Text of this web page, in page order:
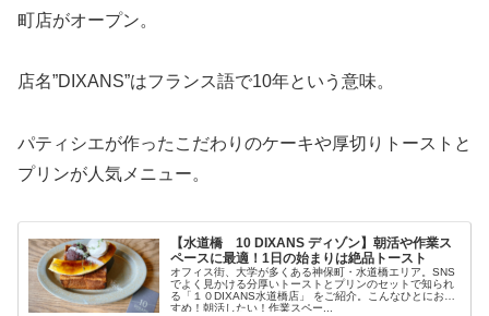
町店がオープン。
店名”DIXANS”はフランス語で10年という意味。
パティシエが作ったこだわりのケーキや厚切りトーストと
プリンが人気メニュー。
【水道橋 10 DIXANS ディゾン】朝活や作業ス
ペースに最適！1日の始まりは絶品トースト
オフィス街、大学が多くある神保町・水道橋エリア。SNS
でよく見かける分厚いトーストとプリンのセットで知られ
る「１０DIXANS水道橋店」 をご紹介。こんなひとにおす
すめ！朝活したい！作業スペー...